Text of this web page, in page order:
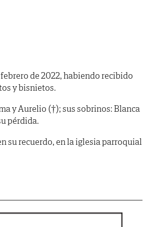
de 2022, habiendo recibido
y bisnietos.
y Aurelio (†); sus sobrinos: Blanca
pérdida.
su recuerdo, en la iglesia parroquial